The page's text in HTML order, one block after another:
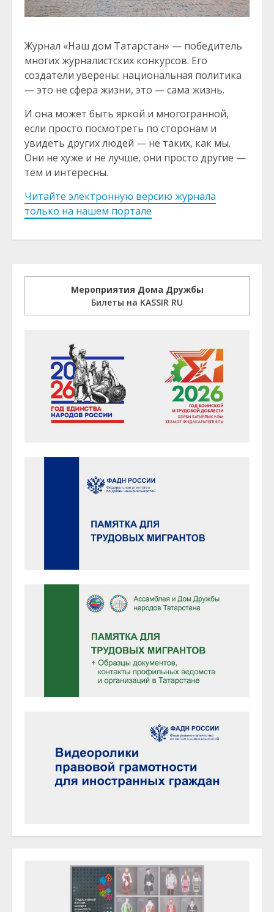
Журнал «Наш дом Татарстан» — победитель
многих журналистских конкурсов. Его
создатели уверены: национальная политика
— это не сфера жизни, это — сама жизнь.
И она может быть яркой и многогранной,
если просто посмотреть по сторонам и
увидеть других людей — не таких, как мы.
Они не хуже и не лучше, они просто другие —
тем и интересны.
Читайте электронную версию журнала
только на нашем портале
Мероприятия Дома Дружбы
Билеты на KASSIR RU